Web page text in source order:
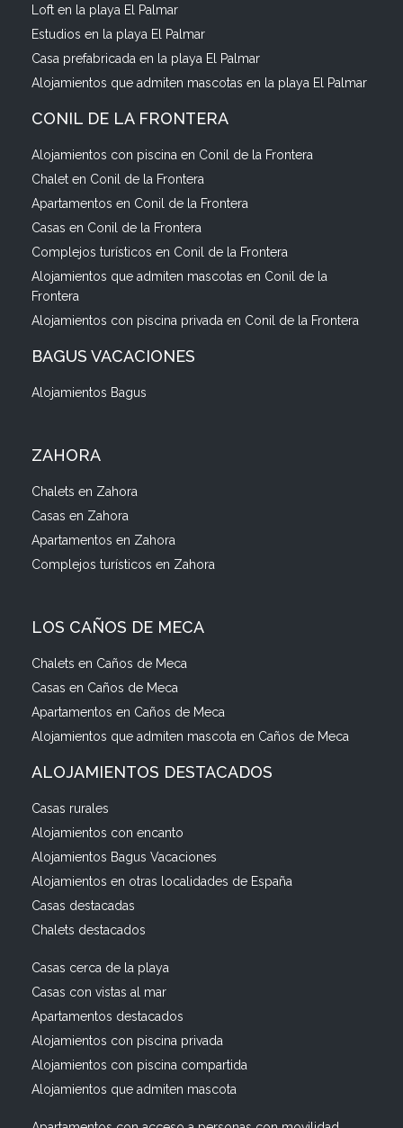
Loft en la playa El Palmar
Estudios en la playa El Palmar
Casa prefabricada en la playa El Palmar
Alojamientos que admiten mascotas en la playa El Palmar
CONIL DE LA FRONTERA
Alojamientos con piscina en Conil de la Frontera
Chalet en Conil de la Frontera
Apartamentos en Conil de la Frontera
Casas en Conil de la Frontera
Complejos turísticos en Conil de la Frontera
Alojamientos que admiten mascotas en Conil de la
Frontera
Alojamientos con piscina privada en Conil de la Frontera
BAGUS VACACIONES
Alojamientos Bagus
ZAHORA
Chalets en Zahora
Casas en Zahora
Apartamentos en Zahora
Complejos turísticos en Zahora
LOS CAÑOS DE MECA
Chalets en Caños de Meca
Casas en Caños de Meca
Apartamentos en Caños de Meca
Alojamientos que admiten mascota en Caños de Meca
ALOJAMIENTOS DESTACADOS
Casas rurales
Alojamientos con encanto
Alojamientos Bagus Vacaciones
Alojamientos en otras localidades de España
Casas destacadas
Chalets destacados
Casas cerca de la playa
Casas con vistas al mar
Apartamentos destacados
Alojamientos con piscina privada
Alojamientos con piscina compartida
Alojamientos que admiten mascota